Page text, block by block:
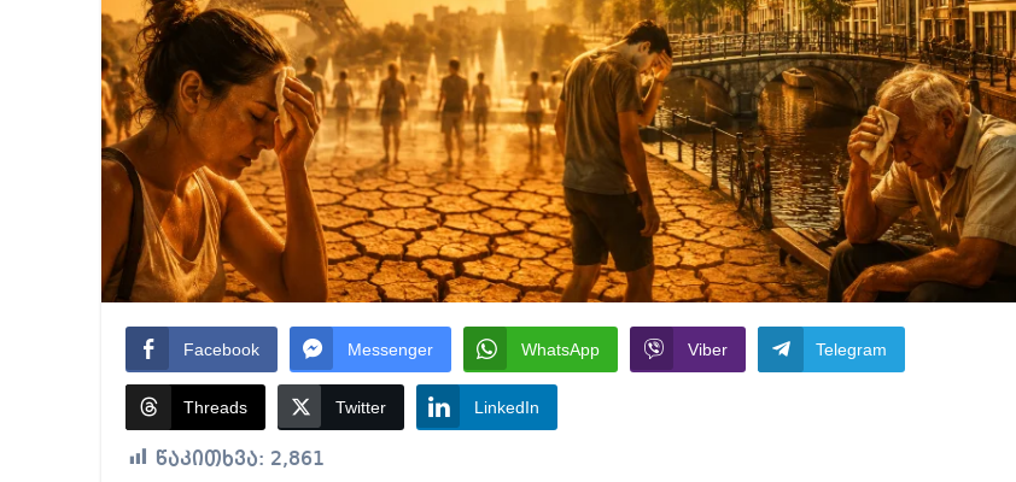
Facebook Messenger WhatsApp Viber Telegram
Threads Twitter LinkedIn
წაკითხვა: 2,861